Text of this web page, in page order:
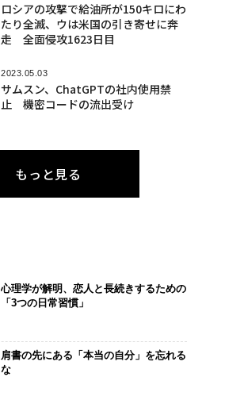
ロシアの攻撃で給油所が150キロにわ
たり全滅、ウは米国の引き寄せに奔
走 全面侵攻1623日目
2023.05.03
サムスン、ChatGPTの社内使用禁
止 機密コードの流出受け
もっと見る
心理学が解明、恋人と長続きするための
「3つの日常習慣」
肩書の先にある「本当の自分」を忘れる
な